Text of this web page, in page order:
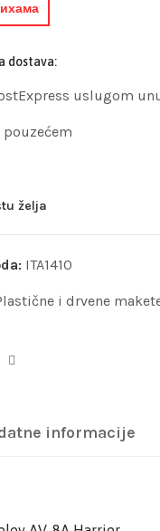
dostava:
uslugom
pouzećem
želja
ITA1410
i drvene
informacije